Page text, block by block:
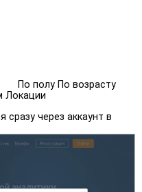
По полу По возрасту
Локации
сразу через аккаунт в